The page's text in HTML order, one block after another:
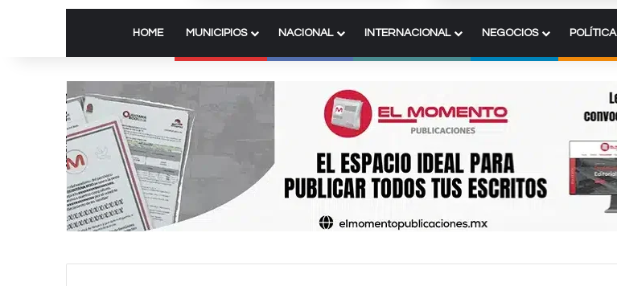
HOME MUNICIPIOS NACIONAL INTERNACIONAL NEGOCIOS POLÍTICA